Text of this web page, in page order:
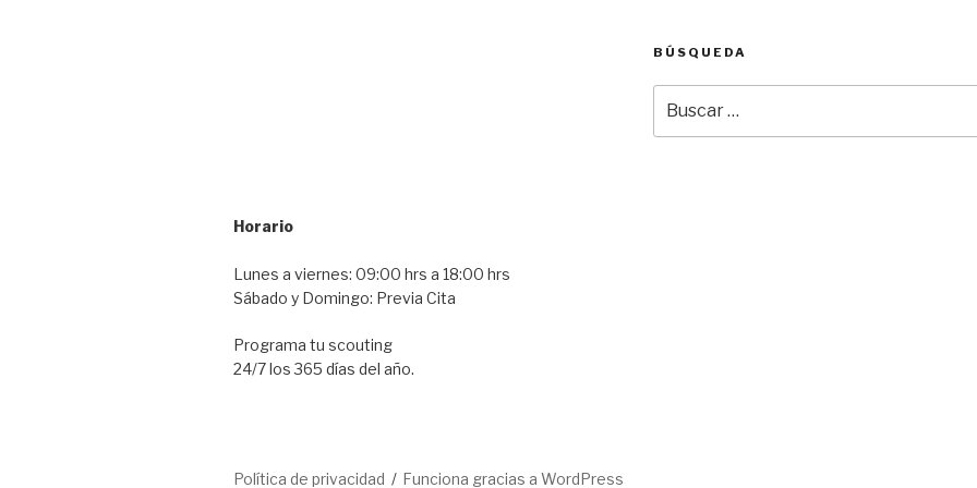
Horario
Lunes a viernes: 09:00 hrs a 18:00 hrs
Sábado y Domingo: Previa Cita
Programa tu scouting
24/7 los 365 días del año.
BÚSQUEDA
por:
Política de privacidad Funciona gracias a WordPress